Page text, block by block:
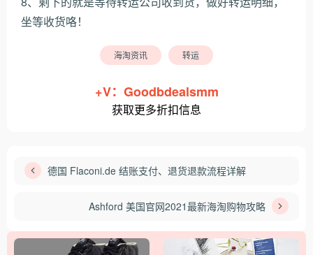
坐等收货咯！
海淘资讯 转运
+V：Goodbdealsmm
获取更多折扣信息
德国 Flaconi.de 结账支付、退货退款流程详解
Ashford 美国官网2021最新海淘购物攻略